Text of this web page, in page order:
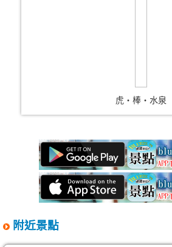
虎‧棒‧水泉
附近景點